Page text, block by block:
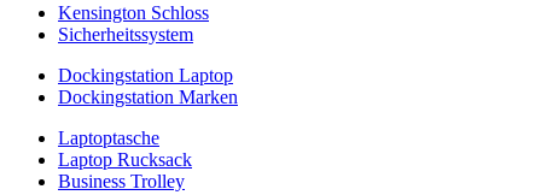
Kensington Schloss
Sicherheitssystem
Dockingstation Laptop
Dockingstation Marken
Laptoptasche
Laptop Rucksack
Business Trolley